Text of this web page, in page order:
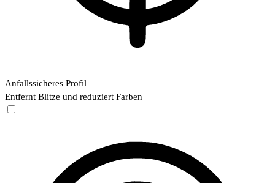
Anfallssicheres Profil
Entfernt Blitze und reduziert Farben